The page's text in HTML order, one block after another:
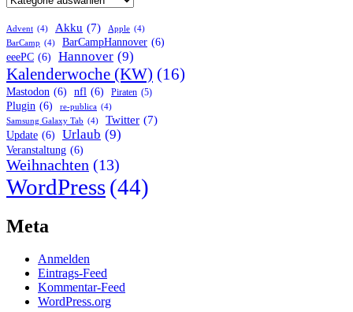
Advent (4) Akku (7) Apple (4)
BarCamp (4) BarCampHannover (6)
eeePC (6) Hannover (9)
Kalenderwoche (KW) (16)
Mastodon (6) nfl (6) Piraten (5)
Plugin (6) re-publica (4)
Samsung Galaxy Tab (4) Twitter (7)
Update (6) Urlaub (9)
Veranstaltung (6)
Weihnachten (13)
WordPress(44)
Meta
Anmelden
Eintrags-Feed
Kommentar-Feed
WordPress.org